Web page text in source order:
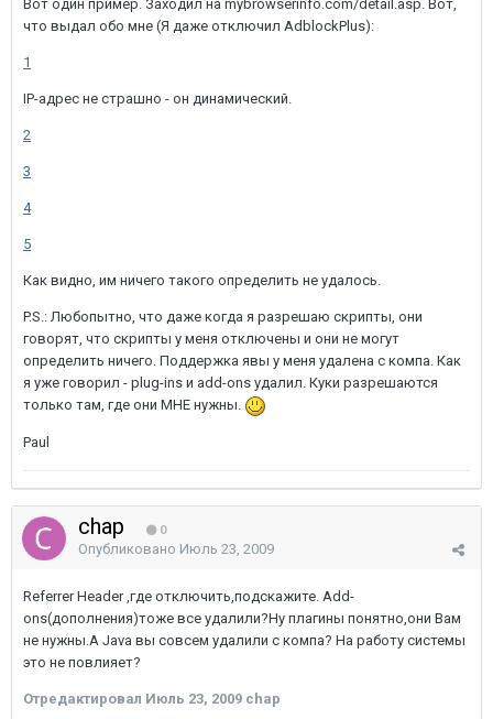
Вот один пример. Заходил на mybrowserinfo.com/detail.asp. Вот,
что выдал обо мне (Я даже отключил AdblockPlus):
1
IP-адрес не страшно - он динамический.
2
3
4
5
Как видно, им ничего такого определить не удалось.
P.S.: Любопытно, что даже когда я разрешаю скрипты, они
говорят, что скрипты у меня отключены и они не могут
определить ничего. Поддержка явы у меня удалена с компа. Как
я уже говорил - plug-ins и add-ons удалил. Куки разрешаются
только там, где они МНЕ нужны.
Paul
chap 0
Опубликовано Июль 23, 2009
Referrer Header ,где отключить,подскажите. Add-
ons(дополнения)тоже все удалили?Ну плагины понятно,они Вам
не нужны.А Java вы совсем удалили с компа? На работу системы
это не повлияет?
Отредактировал Июль 23, 2009 chap